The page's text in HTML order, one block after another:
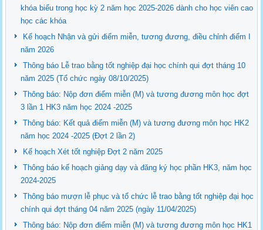
khóa biểu trong học kỳ 2 năm học 2025-2026 dành cho học viên cao
học các khóa
Kế hoạch Nhận và gửi điểm miễn, tương đương, điều chỉnh điểm I
năm 2026
Thông báo Lễ trao bằng tốt nghiệp đại học chính qui đợt tháng 10
năm 2025 (Tổ chức ngày 08/10/2025)
Thông báo: Nộp đơn điểm miễn (M) và tương đương môn học đợt
3 lần 1 HK3 năm học 2024 -2025
Thông báo: Kết quả điểm miễn (M) và tương đương môn học HK2
năm học 2024 -2025 (Đợt 2 lần 2)
Kế hoạch Xét tốt nghiệp Đợt 2 năm 2025
Thông báo kế hoạch giảng dạy và đăng ký học phần HK3, năm học
2024-2025
Thông báo mượn lễ phục và tổ chức lễ trao bằng tốt nghiệp đại học
chính qui đợt tháng 04 năm 2025 (ngày 11/04/2025)
Thông báo: Nộp đơn điểm miễn (M) và tương đương môn học HK1